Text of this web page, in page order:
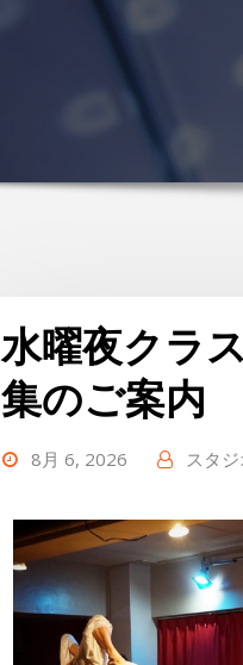
水曜夜クラ
集のご案内
8月 6, 2026 スタ